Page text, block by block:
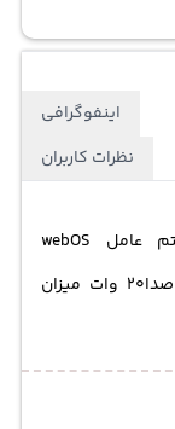
اینفوگرافی
نظرات کاربران
تلویزیون ال جی 55QNED7Sدارای سیستم عامل webOS
پشتیبانی از فرمت های HDR میزان خروجی صدا20 وات میزان